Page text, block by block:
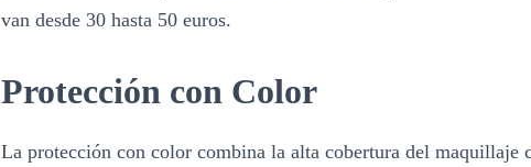
van desde 30 hasta 50 euros.
Protección con Color
La protección con color combina la alta cobertura del maquillaje